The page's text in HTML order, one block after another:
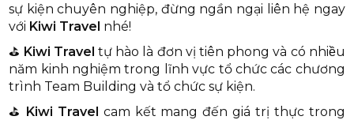
sự kiện chuyên nghiệp, đừng ngần ngại liên hệ ngay
với Kiwi Travel nhé!
⛳️ Kiwi Travel tự hào là đơn vị tiên phong và có nhiều
năm kinh nghiệm trong lĩnh vực tổ chức các chương
trình Team Building và tổ chức sự kiện.
⛳️ Kiwi Travel cam kết mang đến giá trị thực trong